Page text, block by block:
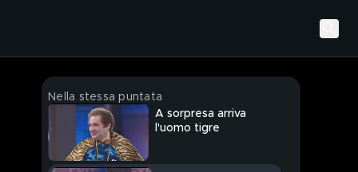
Nella stessa puntata
A sorpresa arriva
l'uomo tigre